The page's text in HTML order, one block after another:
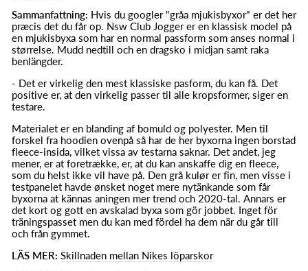
Sammanfattning: Hvis du googler "gråa mjukisbyxor" er det her
præcis det du får op. Nsw Club Jogger er en klassisk model på
en mjukisbyxa som har en normal passform som anses normal i
størrelse. Mudd nedtill och en dragsko i midjan samt raka
benlängder.
- Det er virkelig den mest klassiske pasform, du kan få. Det
positive er, at den virkelig passer til alle kropsformer, siger en
testare.
Materialet er en blanding af bomuld og polyester. Men til
forskel fra hoodien ovenpå så har de her byxorna ingen borstad
fleece-insida, vilket vissa av testarna saknar. Det andet, jeg
mener, er at foretrække, er, at du kan anskaffe dig en fleece,
som du helst ikke vil have på. Den grå kulør er fin, men visse i
testpanelet havde ønsket noget mere nytänkande som får
byxorna at kännas aningen mer trend och 2020-tal. Annars er
det kort og gott en avskalad byxa som gör jobbet. Inget för
träningspasset men du kan med fördel ha dem när du går till
och från gymmet.
LÄS MER: Skillnaden mellan Nikes löparskor